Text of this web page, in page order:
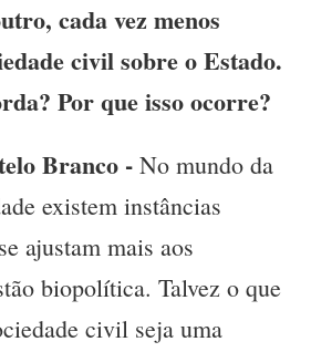
cada vez menos
civil sobre o Estado.
Por que isso ocorre?
Branco -No mundo da
existem instâncias
ajustam mais aos
biopolítica. Talvez o que
civil seja uma